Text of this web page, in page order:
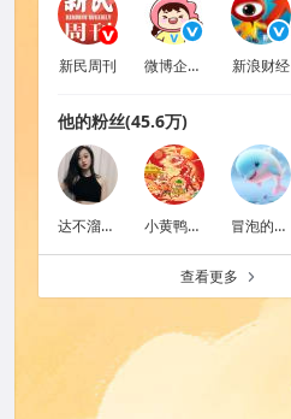
新民周刊 微博企业商业客服 新浪财经
他的粉丝(45.6万)
达不溜星球 小黄鸭2025 冒泡的橘子汽水y
查看更多 a